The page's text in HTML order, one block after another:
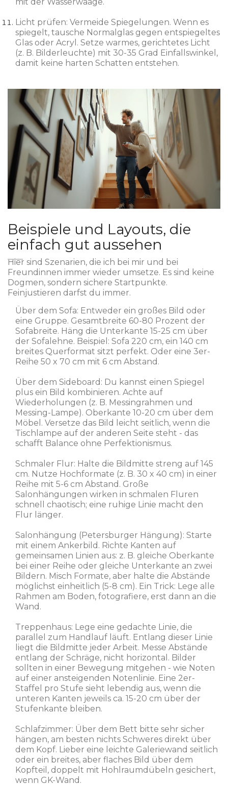
Licht prüfen: Vermeide Spiegelungen. Wenn es
spiegelt, tausche Normalglas gegen entspiegeltes
Glas oder Acryl. Setze warmes, gerichtetes Licht
(z. B. Bilderleuchte) mit 30-35 Grad Einfallswinkel,
damit keine harten Schatten entstehen.
Beispiele und Layouts, die
einfach gut aussehen
Hier sind Szenarien, die ich bei mir und bei
Freundinnen immer wieder umsetze. Es sind keine
Dogmen, sondern sichere Startpunkte.
Feinjustieren darfst du immer.
Über dem Sofa: Entweder ein großes Bild oder
eine Gruppe. Gesamtbreite 60-80 Prozent der
Sofabreite. Häng die Unterkante 15-25 cm über
der Sofalehne. Beispiel: Sofa 220 cm, ein 140 cm
breites Querformat sitzt perfekt. Oder eine 3er-
Reihe 50 x 70 cm mit 6 cm Abstand.
Über dem Sideboard: Du kannst einen Spiegel
plus ein Bild kombinieren. Achte auf
Wiederholungen (z. B. Messingrahmen und
Messing-Lampe). Oberkante 10-20 cm über dem
Möbel. Versetze das Bild leicht seitlich, wenn die
Tischlampe auf der anderen Seite steht - das
schafft Balance ohne Perfektionismus.
Schmaler Flur: Halte die Bildmitte streng auf 145
cm. Nutze Hochformate (z. B. 30 x 40 cm) in einer
Reihe mit 5-6 cm Abstand. Große
Salonhängungen wirken in schmalen Fluren
schnell chaotisch; eine ruhige Linie macht den
Flur länger.
Salonhängung (Petersburger Hängung): Starte
mit einem Ankerbild. Richte Kanten auf
gemeinsamen Linien aus: z. B. gleiche Oberkante
bei einer Reihe oder gleiche Unterkante an zwei
Bildern. Misch Formate, aber halte die Abstände
möglichst einheitlich (5-8 cm). Ein Trick: Lege alle
Rahmen am Boden, fotografiere, erst dann an die
Wand.
Treppenhaus: Lege eine gedachte Linie, die
parallel zum Handlauf läuft. Entlang dieser Linie
liegt die Bildmitte jeder Arbeit. Messe Abstände
entlang der Schräge, nicht horizontal. Bilder
sollten in einer Bewegung mitgehen - wie Noten
auf einer ansteigenden Notenlinie. Eine 2er-
Staffel pro Stufe sieht lebendig aus, wenn die
unteren Kanten jeweils ca. 15-20 cm über der
Stufenkante bleiben.
Schlafzimmer: Über dem Bett bitte sehr sicher
hängen, am besten nichts Schweres direkt über
dem Kopf. Lieber eine leichte Galeriewand seitlich
oder ein breites, aber flaches Bild über dem
Kopfteil, doppelt mit Hohlraumdübeln gesichert,
wenn GK-Wand.